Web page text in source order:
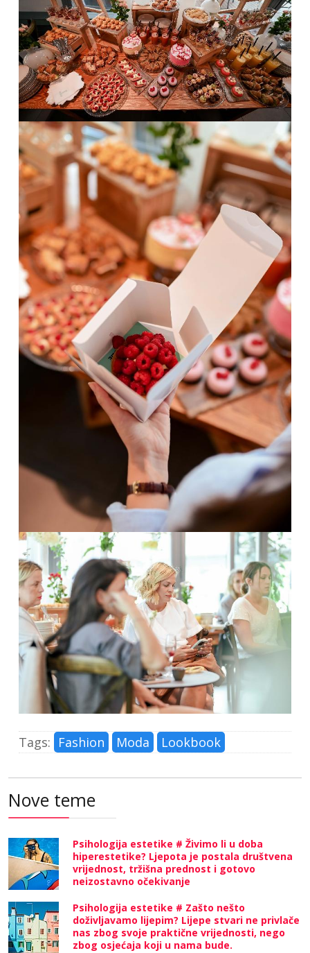
Tags: Fashion Moda Lookbook
Nove teme
Psihologija estetike # Živimo li u doba
hiperestetike? Ljepota je postala društvena
vrijednost, tržišna prednost i gotovo
neizostavno očekivanje
Psihologija estetike # Zašto nešto
doživljavamo lijepim? Lijepe stvari ne privlače
nas zbog svoje praktične vrijednosti, nego
zbog osjećaja koji u nama bude.